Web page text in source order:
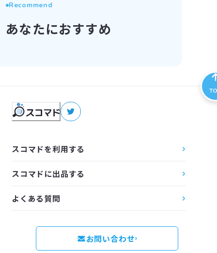
Recommend
あなたにおすすめ
スコマドを利用する
スコマドに出品する
よくある質問
お問い合わせ